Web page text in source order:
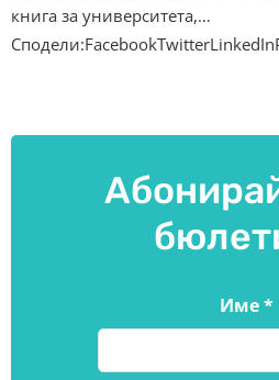
книга за университета,…
Име*